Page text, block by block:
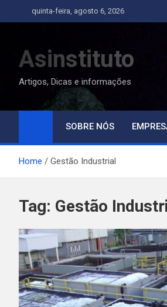
to
quinta-feira, agosto 6, 2026
Asinstituto
Artigos, Dicas e informações
SOBRE NÓS
Home Gestão Industrial
Tag: Gestão